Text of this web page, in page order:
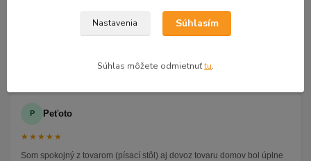
Veľmi seriózny dodávateľ komunikoval so mnou telefonicky na adrese
taktiež veľmi ochotný ďakujem
P Peťoto
★★★★★
Som spokojný z tovarom (písací stôl) aj dovoz tovaru domov bol úplne
Nastavenia Súhlasím
Súhlas môžete odmietnuťtu.